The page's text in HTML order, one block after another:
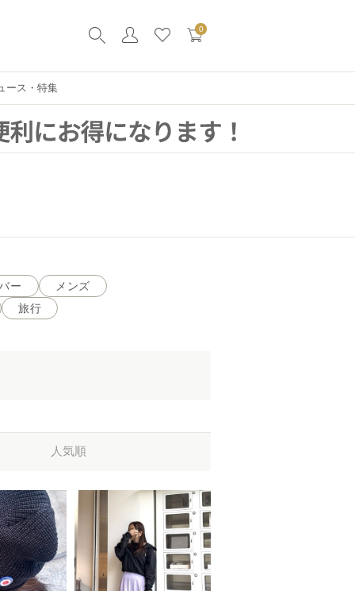
0
ース・特集
ー
メンズ
旅行
人気順